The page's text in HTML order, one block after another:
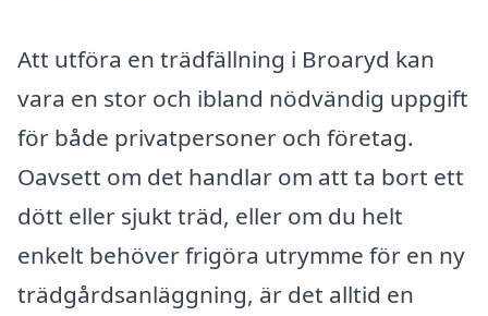
Att utföra en trädfällning i Broaryd kan
vara en stor och ibland nödvändig uppgift
för både privatpersoner och företag.
Oavsett om det handlar om att ta bort ett
dött eller sjukt träd, eller om du helt
enkelt behöver frigöra utrymme för en ny
trädgårdsanläggning, är det alltid en